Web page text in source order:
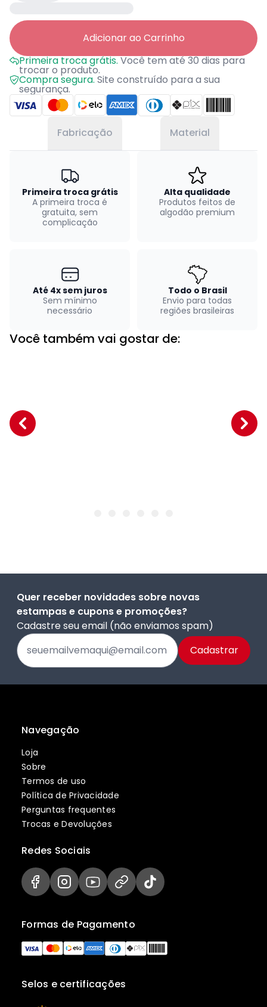
Adicionar ao Carrinho
Primeira troca grátis.Você tem até 30 dias para
trocar o produto.
Compra segura. Site construído para a sua
segurança.
Fabricação Material
Primeira troca grátis
A primeira troca é
gratuita, sem
complicação
Alta qualidade
Produtos feitos de
algodão premium
Até 4x sem juros
Sem mínimo
necessário
Todo o Brasil
Envio para todas
regiões brasileiras
Você também vai gostar de:
Quer receber novidades sobre novas
estampas e cupons e promoções?
Cadastre seu email (não enviamos spam)
Navegação
Loja
Sobre
Termos de uso
Política de Privacidade
Perguntas frequentes
Trocas e Devoluções
Selos e certificações
Formas de Pagamento
Redes Sociais